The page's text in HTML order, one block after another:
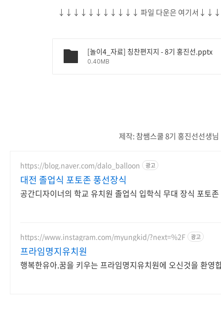
↓↓↓↓↓↓↓↓↓↓↓ 파일 다운은 여기서
[놀이4_자료] 칭찬편지지 - 8기 홍진선.pptx
0.40MB
제작: 참쌤스쿨 8기 홍진선선생님
https://blog.naver.com/dalo_balloon 광고
대전 졸업식 포토존 풍선장식
공간디자이너의 학교 유치원 졸업식 입학식 무대 장식 포토
https://www.instagram.com/myungkid/?next=%2F 광고
프라임명지유치원
행복한유아.꿈을 키우는 프라임명지유치원에 오신것을 환영